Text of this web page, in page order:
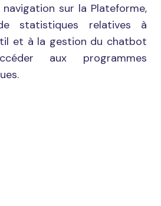
sur la Plateforme,
statistiques relatives à
et à la gestion du chatbot
aux programmes